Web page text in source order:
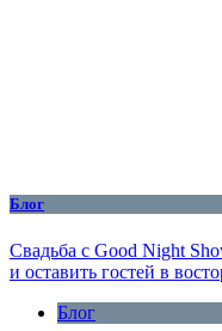
Блог
Свадьба с Good Night
и оставить гостей в
Блог